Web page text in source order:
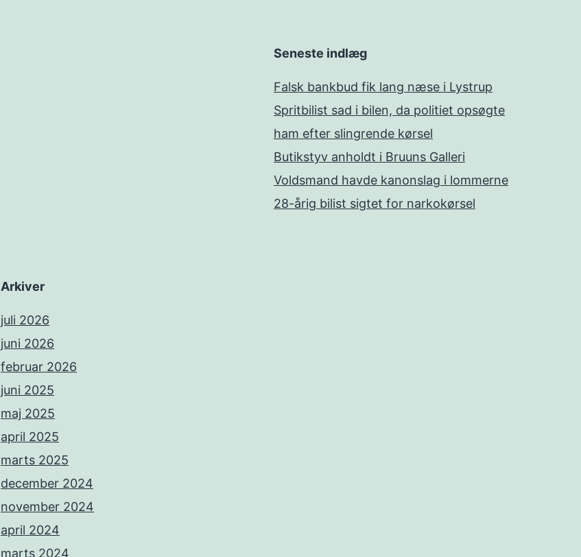
Seneste indlæg
Falsk bankbud fik lang næse i Lystrup
Spritbilist sad i bilen, da politiet opsøgte
ham efter slingrende kørsel
Butikstyv anholdt i Bruuns Galleri
Voldsmand havde kanonslag i lommerne
28-årig bilist sigtet for narkokørsel
Arkiver
juli 2026
juni 2026
februar 2026
juni 2025
maj 2025
april 2025
marts 2025
december 2024
november 2024
april 2024
marts 2024